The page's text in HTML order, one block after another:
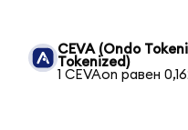
CEVA (Ondo
Tokenized)
1 CEVAon равен